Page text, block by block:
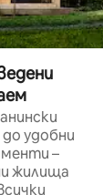
удобни
–
жилища